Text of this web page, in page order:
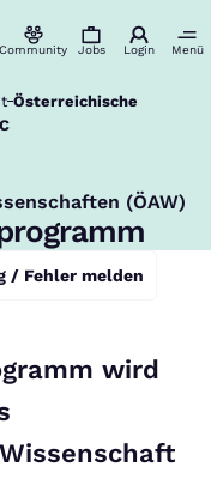
Community Jobs Login Menü
Österreichische
(ÖAW)
/ Fehler melden
wird